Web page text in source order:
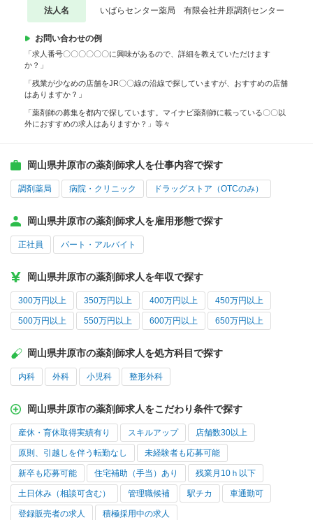
法人名 いばらセンター薬局 有限会社井原調剤センター
お問い合わせの例
「求人番号〇〇〇〇〇〇に興味があるので、詳細を教えていただけます
か？」
「残業が少なめの店舗をJR〇〇線の沿線で探していますが、おすすめの店舗
はありますか？」
「薬剤師の募集を都内で探しています。マイナビ薬剤師に載っている〇〇以
外におすすめの求人はありますか？」等々
岡山県井原市の薬剤師求人を仕事内容で探す
調剤薬局 病院・クリニック ドラッグストア（OTCのみ）
岡山県井原市の薬剤師求人を雇用形態で探す
正社員 パート・アルバイト
岡山県井原市の薬剤師求人を年収で探す
300万円以上 350万円以上 400万円以上 450万円以上
500万円以上 550万円以上 600万円以上 650万円以上
岡山県井原市の薬剤師求人を処方科目で探す
内科 外科 小児科 整形外科
岡山県井原市の薬剤師求人をこだわり条件で探す
産休・育休取得実績有り スキルアップ 店舗数30以上
原則、引越しを伴う転勤なし 未経験者も応募可能
新卒も応募可能 住宅補助（手当）あり 残業月10ｈ以下
土日休み（相談可含む） 管理職候補 駅チカ 車通勤可
登録販売者の求人 積極採用中の求人